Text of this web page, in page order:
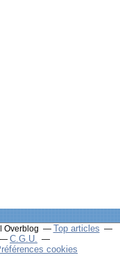
Overblog
Top articles
C.G.U.
cookies